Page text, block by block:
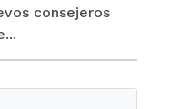
consejeros